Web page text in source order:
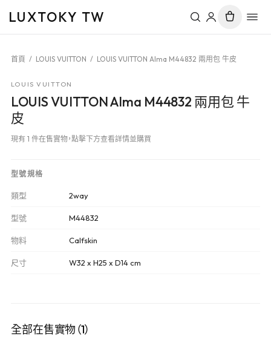
LUXTOKY TW
首頁 / LOUIS VUITTON / LOUIS VUITTON Alma M44832 兩用包 牛皮
LOUIS VUITTON
LOUIS VUITTON Alma M44832 兩用包 牛
皮
現有 1 件在售實物，點擊下方查看詳情並購買
型號規格
類型 2way
型號 M44832
物料 Calfskin
尺寸 W32 x H25 x D14 cm
全部在售實物（1）